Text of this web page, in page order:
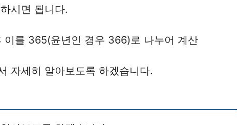
시면 됩니다.
이를 365(윤년인 경우 366)로 나누어 계산
자세히 알아보도록 하겠습니다.